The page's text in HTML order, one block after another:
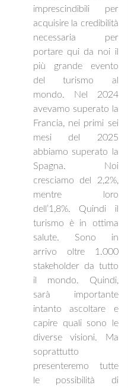
imprescindibili per
acquisire la credibilità
necessaria per
portare qui da noi il
più grande evento
del turismo al
mondo. Nel 2024
avevamo superato la
Francia, nei primi sei
mesi del 2025
abbiamo superato la
Spagna. Noi
cresciamo del 2,2%,
mentre loro
dell’1,8%. Quindi il
turismo è in ottima
salute. Sono in
arrivo oltre 1.000
stakeholder da tutto
il mondo. Quindi,
sarà importante
intanto ascoltare e
capire quali sono le
diverse visioni. Ma
soprattutto
presenteremo tutte
le possibilità di